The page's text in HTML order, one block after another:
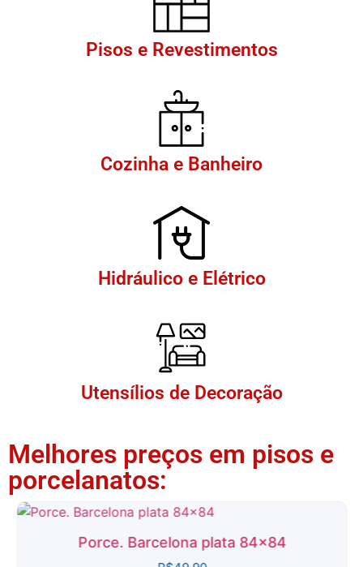
Pisos e Revestimentos
Cozinha e Banheiro
Hidráulico e Elétrico
Utensílios de Decoração
Melhores preços em pisos e
porcelanatos:
Porce. Barcelona plata 84x84